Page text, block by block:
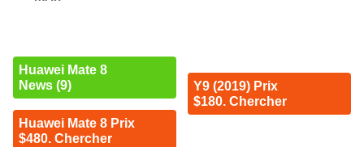
Huawei Mate 8
News (9)
Huawei Mate 8 Prix
$480. Chercher
Y9 (2019) Prix
$180. Chercher